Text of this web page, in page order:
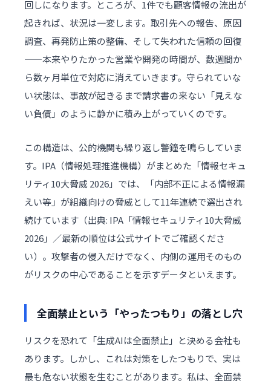
回しになります。ところが、1件でも顧客情報の流出が
起きれば、状況は一変します。取引先への報告、原因
調査、再発防止策の整備、そして失われた信頼の回復
——本来やりたかった営業や開発の時間が、数週間か
ら数ヶ月単位で対応に消えていきます。守られていな
い状態は、事故が起きるまで請求書の来ない「見えな
い負債」のように静かに積み上がっていくのです。
この構造は、公的機関も繰り返し警鐘を鳴らしていま
す。IPA（情報処理推進機構）がまとめた「情報セキュ
リティ10大脅威 2026」では、「内部不正による情報漏
えい等」が組織向けの脅威として11年連続で選出され
続けています（出典: IPA「情報セキュリティ10大脅威
2026」 ／最新の順位は公式サイトでご確認くださ
い）。攻撃者の侵入だけでなく、内側の運用そのもの
がリスクの中心であることを示すデータといえます。
全面禁止という「やったつもり」の落とし穴
リスクを恐れて「生成AIは全面禁止」と決める会社も
あります。しかし、これは対策をしたつもりで、実は
最も危ない状態を生むことがあります。私は、全面禁